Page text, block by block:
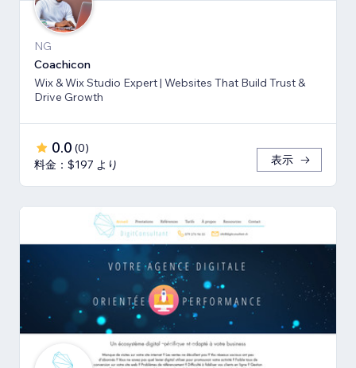
NG
Coachicon
Wix & Wix Studio Expert | Websites That Build Trust &
Drive Growth
0.0 (0)
料金：$197 より
表示